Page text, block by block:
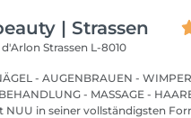
| Strassen
Strassen L-8010
- AUGENBRAUEN -
- MASSAGE -
NUU in seiner vollständigsten